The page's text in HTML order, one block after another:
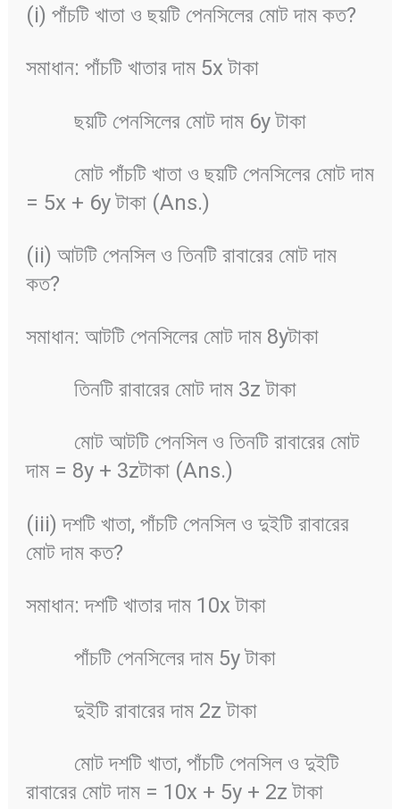
(i) পাঁচটি খাতা ও ছয়টি পেনসিলের মোট দাম কত?
সমাধান: পাঁচটি খাতার দাম 5x টাকা
ছয়টি পেনসিলের মোট দাম 6y টাকা
মোট পাঁচটি খাতা ও ছয়টি পেনসিলের মোট দাম
= 5x + 6y টাকা (Ans.)
(ii) আটটি পেনসিল ও তিনটি রাবারের মোট দাম
কত?
সমাধান: আটটি পেনসিলের মোট দাম 8yটাকা
তিনটি রাবারের মোট দাম 3z টাকা
মোট আটটি পেনসিল ও তিনটি রাবারের মোট
দাম = 8y + 3zটাকা (Ans.)
(iii) দশটি খাতা, পাঁচটি পেনসিল ও দুইটি রাবারের
মোট দাম কত?
সমাধান: দশটি খাতার দাম 10x টাকা
পাঁচটি পেনসিলের দাম 5y টাকা
দুইটি রাবারের দাম 2z টাকা
মোট দশটি খাতা, পাঁচটি পেনসিল ও দুইটি
রাবারের মোট দাম = 10x + 5y + 2z টাকা